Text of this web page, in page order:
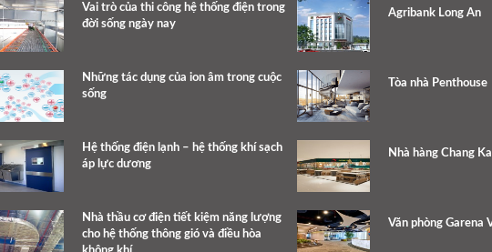
Vai trò của thi công hệ thống điện trong
đời sống ngày nay
Những tác dụng của ion âm trong cuộc
sống
Hệ thống điện lạnh – hệ thống khí sạch
áp lực dương
Nhà thầu cơ điện tiết kiệm năng lượng
cho hệ thống thông gió và điều hòa
Agribank Long An
Tòa nhà Penthouse
Nhà hàng Chang
Văn phòng Garena